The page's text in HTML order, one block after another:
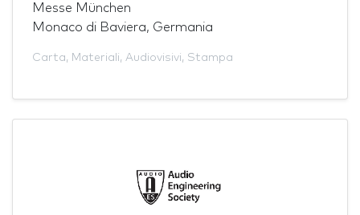
Messe München
Monaco di Baviera, Germania
Carta, Materiali, Audiovisivi, Stampa